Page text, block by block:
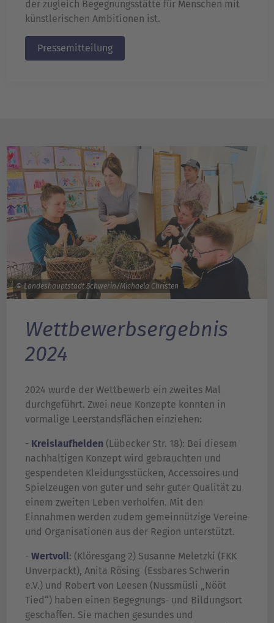
der zugleich Begegnungsstätte für Menschen mit
künstlerischen Ambitionen ist.
Pressemitteilung
© Landeshauptstadt Schwerin/Michaela Christen
Wettbewerbsergebnis
2024
2024 wurde der Wettbewerb ein zweites Mal
durchgeführt. Zwei neue Konzepte konnten in
vormalige Leerstandsflächen einziehen:
- Kreislaufhelden (Lübecker Str. 18): Bei diesem
nachhaltigen Konzept wird gebrauchten und
gespendeten Kleidungsstücken, Accessoires und
Spielzeugen von guter und sehr guter Qualität zu
einem zweiten Leben verholfen. Mit den
Einnahmen werden zudem gemeinnützige Vereine
und Organisationen aus der Region unterstützt.
- Wertvoll: (Klöresgang 2) Susanne Meletzki (FKK
Unverpackt), Anita Rösing (Essbares Schwerin
e.V.) und Robert von Leesen (Nussmüsli „Nööt
Tied“) haben einen Begegnungs- und Bildungsort
geschaffen. Sie machen gesundes und